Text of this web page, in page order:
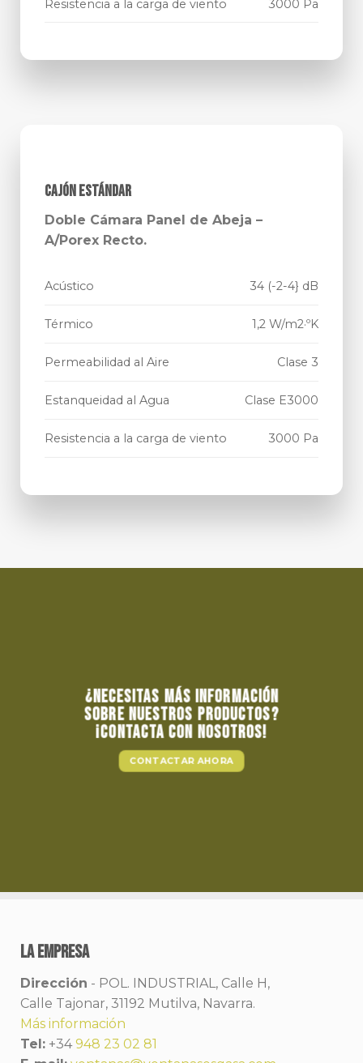
Resistencia a la carga de viento 3000 Pa
CAJÓN ESTÁNDAR
Doble Cámara Panel de Abeja –
A/Porex Recto.
Acústico 34 (-2-4} dB
Térmico 1,2 W/m2·ºK
Permeabilidad al Aire Clase 3
Estanqueidad al Agua Clase E3000
Resistencia a la carga de viento 3000 Pa
¿NECESITAS MÁS INFORMACIÓN
SOBRE NUESTROS PRODUCTOS?
¡CONTACTA CON NOSOTROS!
CONTACTAR AHORA
la empresa
Dirección - POL. INDUSTRIAL, Calle H,
Calle Tajonar, 31192 Mutilva, Navarra.
Más información
Tel: +34948 23 02 81